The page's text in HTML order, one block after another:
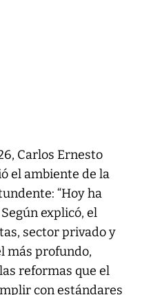
Carlos Ernesto
el ambiente de la
“Hoy ha
explicó, el
sector privado y
más profundo,
reformas que el
con estándares